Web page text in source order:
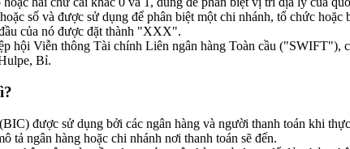
số và được sử dụng để phân biệt một chi nhánh, tổ chức
của nó được đặt thành "XXX".
hội Viễn thông Tài chính Liên ngân hàng Toàn cầu ("SWIFT"),
Bỉ.
được sử dụng bởi các ngân hàng và người thanh toán khi
tả ngân hàng hoặc chi nhánh nơi thanh toán sẽ đến.